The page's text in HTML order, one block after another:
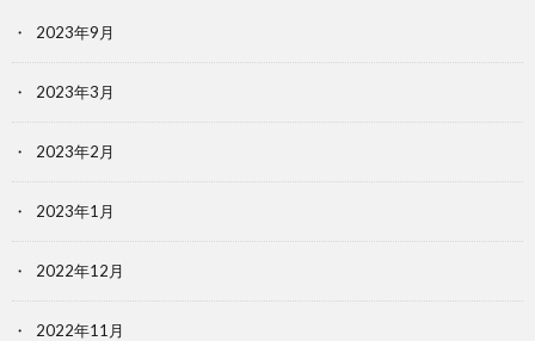
2023年9月
2023年3月
2023年2月
2023年1月
2022年12月
2022年11月